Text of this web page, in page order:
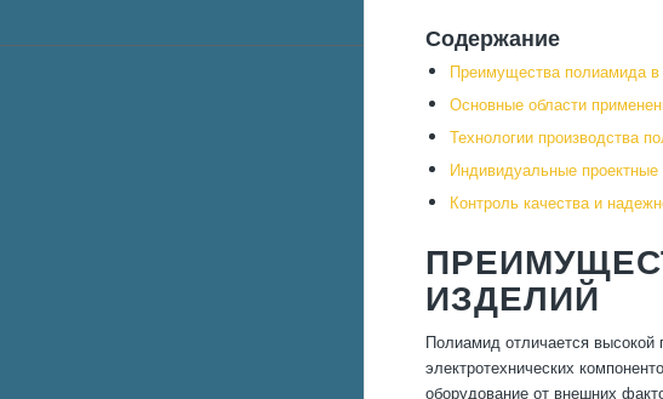
Содержание
Преимущества полиамида в
Основные области
Технологии производства
Индивидуальные
Контроль качества и
ИЗДЕЛИЙ
Полиамид отличается высокой
электротехнических
оборудование от внешних